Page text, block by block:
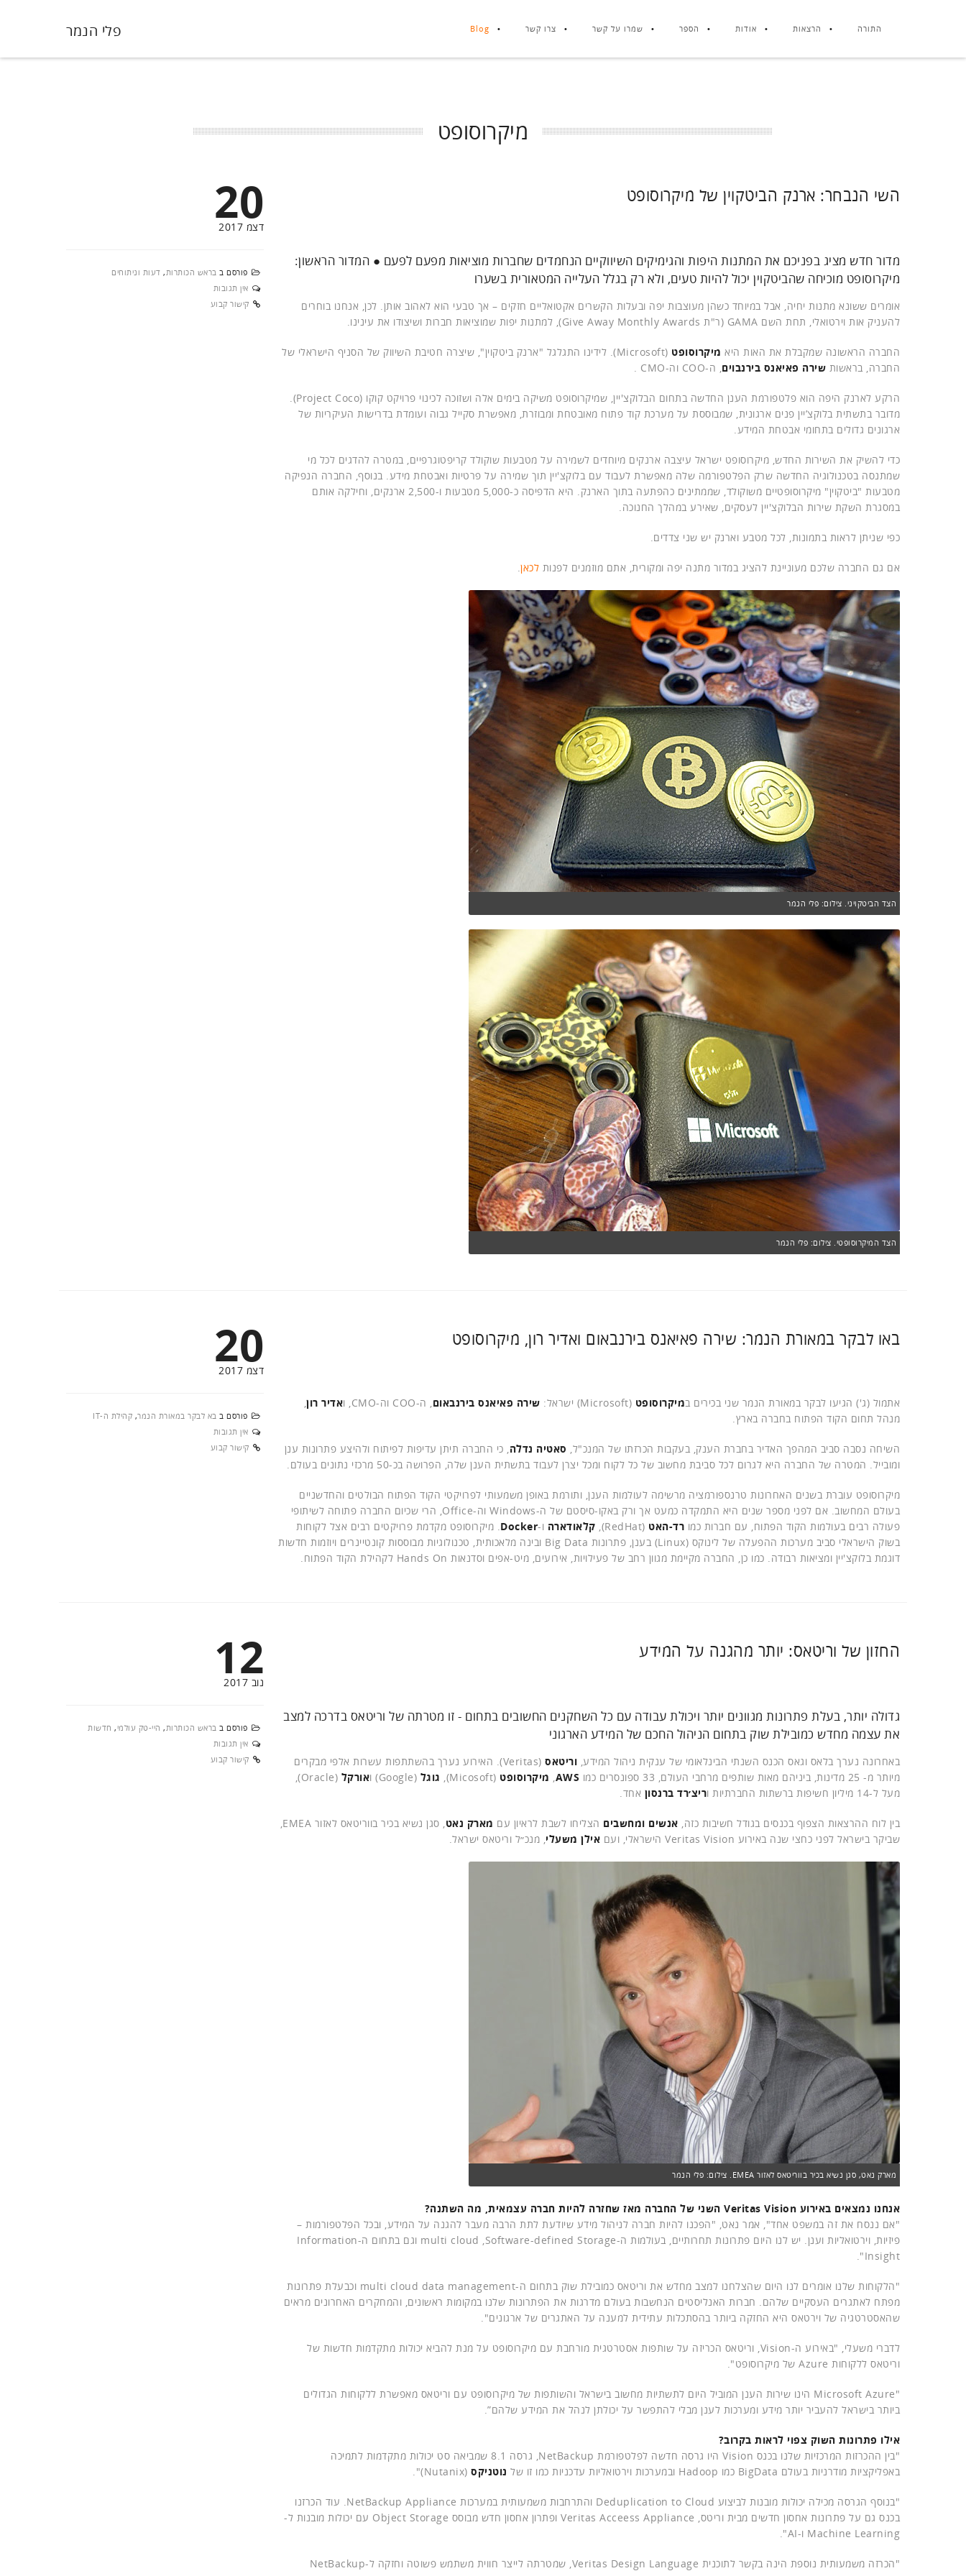
פלי הנמר התורה הרצאות אודות הספר שמרו על קשר צרו קשר Blog
מיקרוסופט
20
דצמ 2017
פורסם ב בראש הכותרות, דעות וניתוחים
אין תגובות
קישור קבוע
השי הנבחר: ארנק הביטקוין של מיקרוסופט
מדור חדש מציג בפניכם את המתנות היפות והגימיקים השיווקיים הנחמדים שחברות מוציאות מפעם לפעם ● המדור הראשון:
מיקרוסופט מוכיחה שהביטקוין יכול להיות טעים, ולא רק בגלל העלייה המטאורית בשערו
אומרים ששונא מתנות יחיה, אבל במיוחד כשהן מעוצבות יפה ובעלות הקשרים אקטואליים חזקים – אך טבעי הוא לאהוב אותן. לכן, אנחנו בוחרים
להעניק אות וירטואלי, תחת השם GAMA (ר"ת Give Away Monthly Awards), למתנות יפות שמוציאות חברות ושיצודו את עינינו.
החברה הראשונה שמקבלת את האות היא מיקרוסופט
(Microsoft). לידינו התגלגל "ארנק ביטקוין", שיצרה חטיבת השיווק של הסניף הישראלי של
החברה, בראשות שירה פאיאנס בירנבוים, ה-COO וה-CMO .
הרקע לארנק היפה הוא פלטפורמת הענן החדשה בתחום הבלוקצ'יין, שמיקרוסופט משיקה בימים אלה ושזוכה לכינוי פרויקט קוקו (Project Coco).
מדובר בתשתית בלוקצ’יין פנים ארגונית, שמבוססת על מערכת קוד פתוח מאובטחת ומבוזרת, מאפשרת סקייל גבוה ועומדת בדרישות העיקריות של
ארגונים גדולים בתחומי אבטחת המידע.
כדי להשיק את השירות החדש, מיקרוסופט ישראל עיצבה ארנקים מיוחדים לשמירה על מטבעות שוקולד קריפטוגרפיים, במטרה להדגים לכל מי
שמתנסה בטכנולוגיה החדשה שרק הפלטפורמה שלה מאפשרת לעבוד עם בלוקצ'יין תוך שמירה על פרטיות ואבטחת מידע. בנוסף, החברה הנפיקה
מטבעות "ביטקוין" מיקרוסופטיים משוקולד, שממתינים כהפתעה בתוך הארנק. היא הדפיסה כ-5,000 מטבעות ו-2,500 ארנקים, וחילקה אותם
במסגרת השקת שירות הבלוקצ'יין לעסקים, שאירע במהלך החנוכה.
כפי שניתן לראות בתמונות, לכל מטבע וארנק יש שני צדדים.
אם גם החברה שלכם מעוניינת להציג במדור מתנה יפה ומקורית, אתם מוזמנים לפנות לכאן.
הצד הביטקויני. צילום: פלי הנמר
הצד המיקרוסופטי. צילום: פלי הנמר
20
דצמ 2017
פורסם ב בא לבקר במאורת הנמר, קהילת ה-IT
אין תגובות
קישור קבוע
באו לבקר במאורת הנמר: שירה פאיאנס בירנבאום ואדיר רון, מיקרוסופט
אתמול (ג') הגיעו לבקר במאורת הנמר שני בכירים במיקרוסופט (Microsoft) ישראל: שירה פאיאנס בירנבאום, ה-COO וה-CMO, ו אדיר רון,
מנהל תחום הקוד הפתוח בחברה בארץ.
השיחה נסבה סביב המהפך האדיר בחברת הענק, בעקבות הכרזתו של המנכ"ל, סאטיה נדלה, כי החברה תיתן עדיפות לפיתוח ולהיצע פתרונות ענן
ומובייל. המטרה של החברה היא לגרום לכל סביבת מחשוב של כל לקוח ומכל יצרן לעבוד בתשתית הענן שלה, הפרושה בכ-50 מרכזי נתונים בעולם.
מיקרוסופט עוברת בשנים האחרונות טרנספורמציה מרשימה לעולמות הענן, ותורמת באופן משמעותי לפרויקטי הקוד הפתוח הבולטים והחדשניים
בעולם המחשוב. אם לפני מספר שנים היא התמקדה כמעט אך ורק באקו-סיסטם של ה-Windows וה-Office, הרי שכיום החברה פתוחה לשיתופי
פעולה רבים בעולמות הקוד הפתוח, עם חברות כמו רד-האט (RedHat), קלאודארה ו-Docker. מיקרוסופט מקדמת פרויקטים רבים אצל לקוחות
בשוק הישראלי סביב מערכות ההפעלה של לינוקס (Linux) בענן, פתרונות Big Data ובינה מלאכותית, טכנולוגיות מבוססות קונטיינרים ויוזמות חדשות
דוגמת בלוקצ'יין ומציאות רבודה. כמו כן, החברה מקיימת מגוון רחב של פעילויות, אירועים, מיט-אפים וסדנאות Hands On לקהילת הקוד הפתוח.
12
נוב 2017
פורסם ב בראש הכותרות, היי-טק עולמי, חדשות
אין תגובות
קישור קבוע
החזון של וריטאס: יותר מהגנה על המידע
גדולה יותר, בעלת פתרונות מגוונים יותר ויכולת עבודה עם כל השחקנים החשובים בתחום - זו מטרתה של וריטאס בדרכה למצב
את עצמה מחדש כמובילת שוק בתחום הניהול החכם של המידע הארגוני
באחרונה נערך בלאס וגאס הכנס השנתי הבינלאומי של ענקית ניהול המידע, וריטאס
(Veritas). האירוע נערך בהשתתפות עשרות אלפי מבקרים
מיותר מ- 25 מדינות, ביניהם מאות שותפים מרחבי העולם, 33 ספונסרים כמו
AWS
, מיקרוסופט (Micosoft), גוגל (Google) ו אורקל
(Oracle),
מעל ל-14 מיליון חשיפות ברשתות החברתיות ו
ריצ׳רד ברנסון אחד.
בין לוח ההרצאות הצפוף בכנסים בגודל חשיבות כזה, אנשים ומחשבים הצליחו לשבת לראיון עם מארק נאט
, סגן נשיא בכיר בווריטאס לאזור EMEA,
שביקר בישראל לפני כחצי שנה באירוע Veritas Vision הישראלי, ועם
אילן משעלי, מנכ״ל וריטאס ישראל.
מארק נאט, סגן נשיא בכיר בווריטאס לאזור EMEA. צילום: פלי הנמר
אנחנו נמצאים באירוע Veritas Vision השני של החברה מאז שחזרה להיות חברה עצמאית, מה השתנה?
"אם ננסח את זה במשפט אחד", אמר נאט, "הפכנו להיות חברה לניהול מידע שיודעת לתת הרבה מעבר להגנה על המידע, ובכל הפלטפורמות –
פיזיות, וירטואליות וענן. יש לנו היום פתרונות תחרותיים, בעולמות ה-multi cloud ,Software-defined Storage וגם בתחום ה-Information
Insight".
"הלקוחות שלנו אומרים לנו היום שהצלחנו למצב מחדש את וריטאס כמובילת שוק בתחום ה-multi cloud data management וכבעלת פתרונות
מפתח לאתגרים העסקיים שלהם. חברות האנליסטים הנחשבות בעולם מדרגות את הפתרונות שלנו במקומות ראשונים, והמחקרים האחרונים מראים
שהאסטרטגיה של וירטאס היא החזקה ביותר בהסתכלות עתידית למענה על האתגרים של ארגונים".
לדברי משעלי, "באירוע ה-Vision, וריטאס הכריזה על שותפות אסטרטגית מורחבת עם מיקרוסופט על מנת להביא יכולות מתקדמות חדשות של
וריטאס ללקוחות Azure של מיקרוסופט".
"Microsoft Azure הינו שירות הענן המוביל היום לתשתיות מחשוב בישראל והשותפות של מיקרוסופט עם וריטאס מאפשרת ללקוחות הגדולים
ביותר בישראל להעביר יותר מידע ומערכות לענן מבלי להתפשר על יכולתן לנהל את המידע שלהם”.
אילו פתרונות השוק צפוי לראות בקרוב?
"בין ההכרזות המרכזיות שלנו בכנס Vision היו גרסה חדשה לפלטפורמת NetBackup, גרסה 8.1 שמביאה סט יכולות מתקדמות לתמיכה
באפליקציות מודרניות בעולם BigData כמו Hadoop ובמערכות וירטואליות עדכניות כמו זו של
נוטניקס (Nutanix)".
"בנוסף הגרסה מכילה יכולות מובנות לביצוע Deduplication to Cloud והתרחבות משמעותית במערכות NetBackup Appliance. עוד הכרזנו
בכנס גם על פתרונות אחסון חדשים מבית וריטס, Veritas Acceess Appliance ופתרון אחסון חדש מבוסס Object Storage עם יכולות מובנות ל-
Machine Learning ו-AI".
"הכרזה משמעותית נוספת הינה בקשר לתוכנית Veritas Design Language, שמטרתה לייצר חווית משתמש פשוטה וחזקה ל-NetBackup